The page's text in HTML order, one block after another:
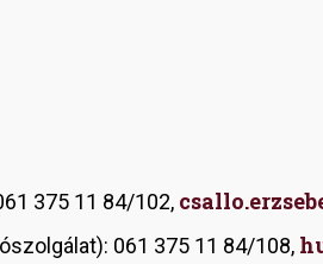
375 11 84/102,
061 375 11 84/108,